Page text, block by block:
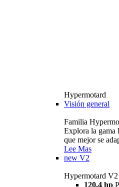
Hypermotard
Visión general
Familia
Explora la gama
que mejor se
Lee Mas
new V2
Hypermotard V2
120,4 hp